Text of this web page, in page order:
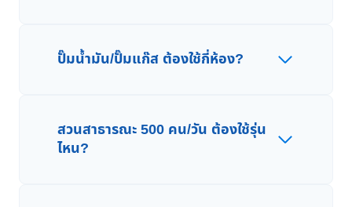
ปั๊มน้ำมัน/ปั๊มแก๊ส ต้องใช้กี่ห้อง?
สวนสาธารณะ 500 คน/วัน ต้องใช้รุ่น
ไหน?